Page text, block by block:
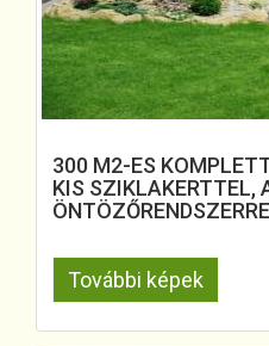
300 M2-ES
KIS SZIKLAKERTTEL,
További képek